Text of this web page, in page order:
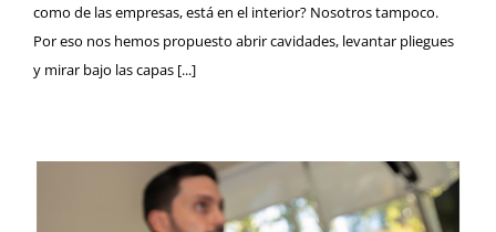
como de las empresas, está en el interior? Nosotros tampoco.
Por eso nos hemos propuesto abrir cavidades, levantar pliegues
y mirar bajo las capas [...]